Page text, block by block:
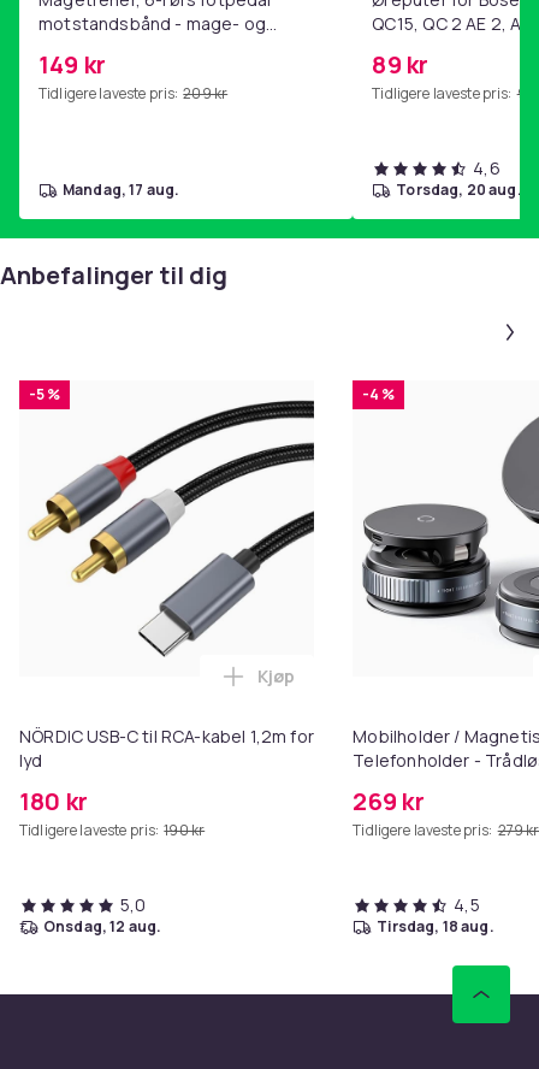
motstandsbånd - mage- og
hjemmegymnastikk Purple
149 kr
Tidligere laveste pris: 209 kr
mandag, 17 aug.
QC15, QC 2 AE 2, AE
89 kr
Tidligere laveste pris: 99
4,6
torsdag, 20 aug.
Anbefalinger til dig
-5 %
NÖRDIC USB-C til RCA-kabel 1,2m for
lyd
180 kr
Tidligere laveste pris: 190 kr
Legg NÖRDIC USB-C til RCA-
Kjøp
5,0
onsdag, 12 aug.
-4 %
Mobilholder /
Telefonholder -
269 kr
Tidligere laveste pris: 279 kr
4,5
tirsdag, 18 aug.